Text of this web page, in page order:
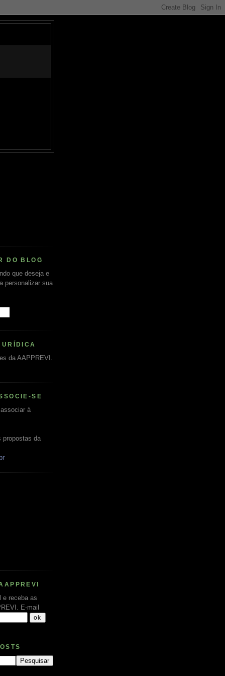
DO BLOG
que deseja e
personalizar sua
da AAPPREVI.
SE
à
propostas da
e receba as
E-mail